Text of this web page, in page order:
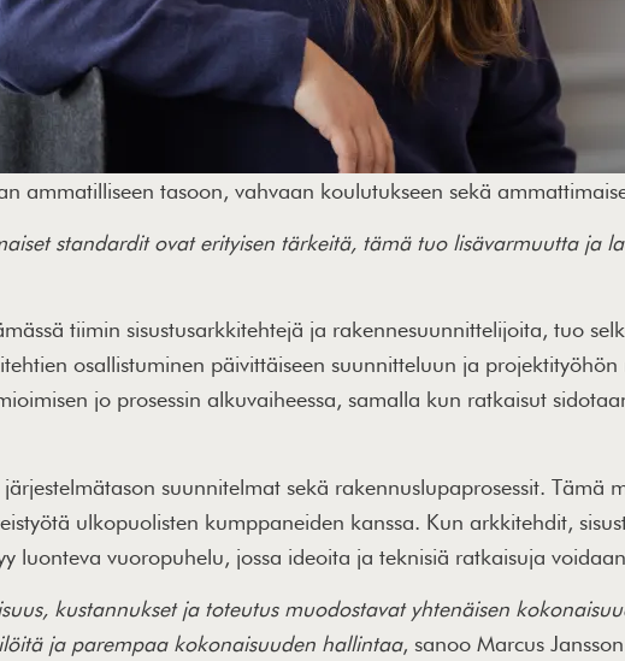
ammatilliseen tasoon, vahvaan koulutukseen sekä
standardit ovat erityisen tärkeitä, tämä tuo lisävarmuutta ja
tiimin sisustusarkkitehtejä ja rakennesuunnittelijoita, tuo
osallistuminen päivittäiseen suunnitteluun ja projektityöhön
jo prosessin alkuvaiheessa, samalla kun ratkaisut
suunnitelmat sekä rakennuslupaprosessit. Tämä
ulkopuolisten kumppaneiden kanssa. Kun arkkitehdit,
luonteva vuoropuhelu, jossa ideoita ja teknisiä ratkaisuja
kustannukset ja toteutus muodostavat yhtenäisen
ja parempaa kokonaisuuden hallintaa, sanoo Marcus